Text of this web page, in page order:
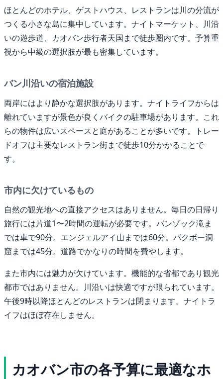
ほとんどのホテル、ゲストハウス、レストランは川の分流が
つくる小さな島に集中しています。ナイトマーケット、川沿
いの遊歩道、カオバン歩行者天国まで徒歩圏内です。予算重
視から中級の選択肢が最も密集しています。
バン川沿いの宿泊施設
両岸にはより静かな選択肢があります。ナイトライフからは
離れていますが景色が良くバイクの駐車場があります。これ
らの物件は広いスペースと庭があることが多いです。トレー
ドオフは主要なレストラン街まで徒歩10分かかることで
す。
市内に欠けているもの
自然の観光地への直接アクセスはありません。毎日の日帰り
旅行には片道1〜2時間の運転が必要です。バンゾック滝ま
では車で90分。エンジェルアイ山までは60分。パクボー洞
窟までは45分。道路でかなりの時間を費やします。
また市内には魅力が欠けています。機能的な省都であり観光
都市ではありません。川沿いは快適ですが限られています。
午後9時以降ほとんどのレストランは閉まります。ナイトラ
イフはほぼ存在しません。
カオバン市の各予算に最適なホ